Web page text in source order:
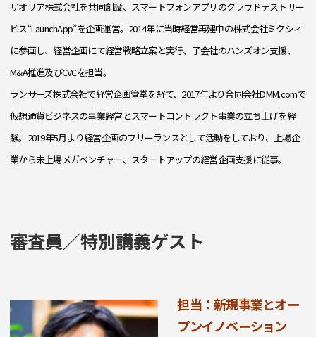
ザオリア株式会社を共同創設、スマートフォンアプリのクラウドテストサー
ビス“LaunchApp”を企画運営。2014年に当時経営再建中の株式会社ミクシィ
に参画し、経営企画にて経営戦略立案と実行、子会社のハンズオン支援、
M&A推進及びCVCを担当。
ランサーズ株式会社で経営企画管掌を経て、2017年より合同会社DMM.comで
仮想通貨ビジネスの事業経営とスマートコントラクト事業の立ち上げを経
験。2019年5月より経営企画のフリーランスとして活動をしており、上場企
業から未上場メガベンチャー、スタートアップの経営企画支援に従事。
審査員／特別講義ゲスト
担当：新規事業とオー
プンイノベーション